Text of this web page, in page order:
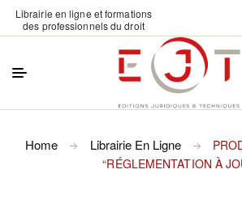
Librairie en ligne et formations
des professionnels du droit
Home Librairie En Ligne
“RÉGLEMENTATION À